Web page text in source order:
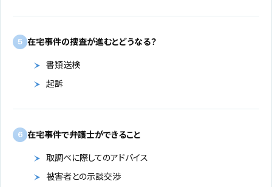
5 在宅事件の捜査が進むとどうなる？
書類送検
起訴
6 在宅事件で弁護士ができること
取調べに際してのアドバイス
被害者との示談交渉